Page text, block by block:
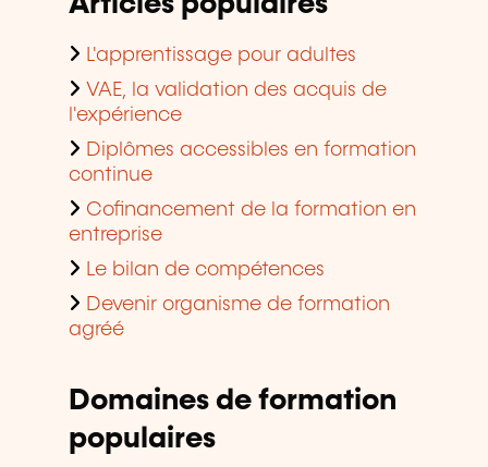
L'apprentissage pour adultes
VAE, la validation des acquis de
l'expérience
Diplômes accessibles en formation
continue
Cofinancement de la formation en
entreprise
Le bilan de compétences
Devenir organisme de formation
agréé
Domaines de formation
populaires